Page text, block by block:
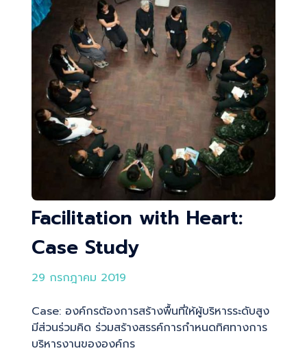
Facilitation with Heart:
Case Study
29 กรกฎาคม 2019
Case: องค์กรต้องการสร้างพื้นที่ให้ผู้บริหารระดับสูง
มีส่วนร่วมคิด ร่วมสร้างสรรค์การกำหนดทิศทางการ
บริหารงานขององค์กร